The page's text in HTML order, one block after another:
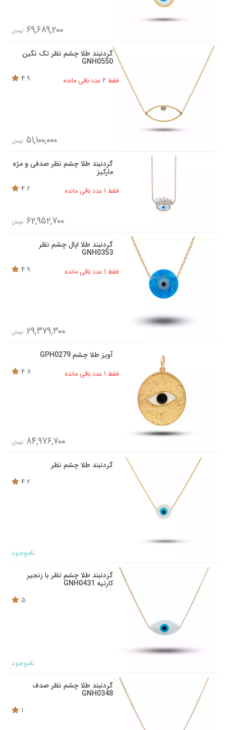
69,689,200 تومان
گردنبند طلا چشم نظر تک نگین
GNH0550
فقط 2 عدد باقی مانده
4.9
51,100,000 تومان
گردنبند طلا چشم نظر صدفی و مژه
مارکیز
فقط 1 عدد باقی مانده
4.2
62,952,700 تومان
گردنبند طلا اپال چشم نظر
GNH0353
فقط 1 عدد باقی مانده
4.9
29,379,300 تومان
آویز طلا چشم GPH0279
فقط 1 عدد باقی مانده
4.8
84,976,700 تومان
گردنبند طلا چشم نظر
4.2
ناموجود
گردنبند طلا چشم نظر با زنجیر
کارتیه GNH0431
5
ناموجود
گردنبند طلا چشم نظر صدف
GNH0348
1